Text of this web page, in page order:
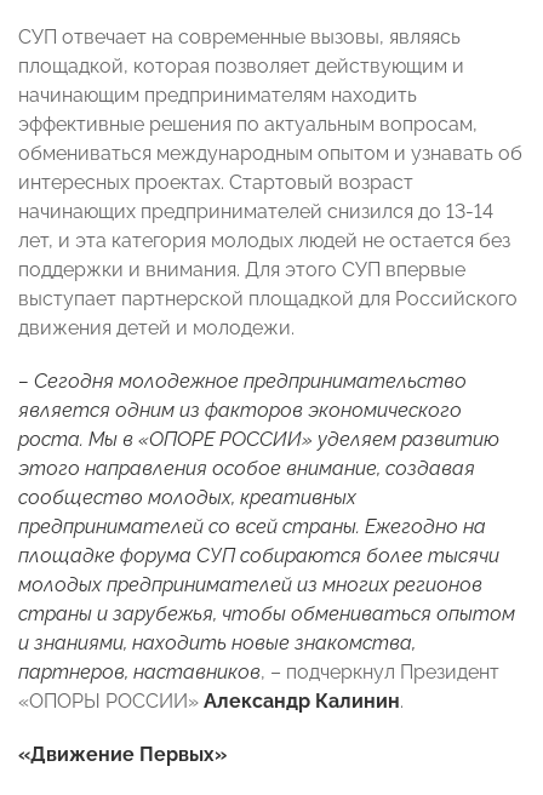
СУП отвечает на современные вызовы, являясь
площадкой, которая позволяет действующим и
начинающим предпринимателям находить
эффективные решения по актуальным вопросам,
обмениваться международным опытом и узнавать об
интересных проектах. Стартовый возраст
начинающих предпринимателей снизился до 13-14
лет, и эта категория молодых людей не остается без
поддержки и внимания. Для этого СУП впервые
выступает партнерской площадкой для Российского
движения детей и молодежи.
– Сегодня молодежное предпринимательство
является одним из факторов экономического
роста. Мы в «ОПОРЕ РОССИИ» уделяем развитию
этого направления особое внимание, создавая
сообщество молодых, креативных
предпринимателей со всей страны. Ежегодно на
площадке форума СУП собираются более тысячи
молодых предпринимателей из многих регионов
страны и зарубежья, чтобы обмениваться опытом
и знаниями, находить новые знакомства,
партнеров, наставников, – подчеркнул Президент
«ОПОРЫ РОССИИ» Александр Калинин.
«Движение Первых»